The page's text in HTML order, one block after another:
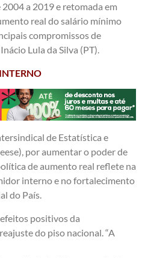
a 2019 e retomada em
real do salário mínimo
compromissos de
Lula da Silva (PT).
de Estatística e
por aumentar o poder de
de aumento real reflete na
interno e no fortalecimento
do País.
positivos da
do piso nacional. “A